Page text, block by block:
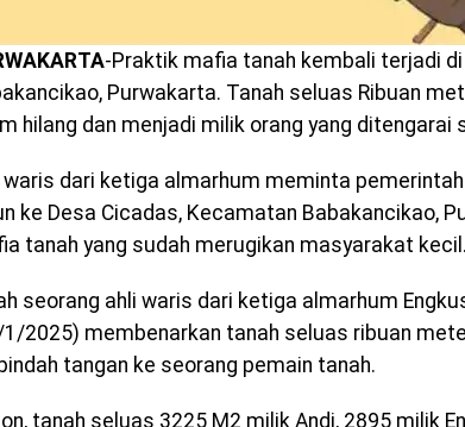
-Praktik mafia tanah kembali terjadi
Purwakarta. Tanah seluas Ribuan
hilang dan menjadi milik orang yang ditengarai
waris dari ketiga almarhum meminta
ke Desa Cicadas, Kecamatan Babakancikao,
tanah yang sudah merugikan masyarakat kecil.
seorang ahli waris dari ketiga almarhum
2025) membenarkan tanah seluas ribuan
tangan ke seorang pemain tanah.
tanah seluas 3225 M2 milik Andi, 2895 milik